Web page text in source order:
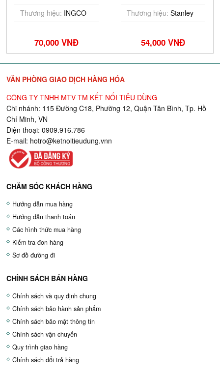
Thương hiệu: INGCO
70,000 VNĐ
Thương hiệu: Stanley
54,000 VNĐ
VĂN PHÒNG GIAO DỊCH HÀNG HÓA
CÔNG TY TNHH MTV TM KẾT NỐI TIÊU DÙNG
Chi nhánh: 115 Đường C18, Phường 12, Quận Tân Bình, Tp. Hồ
Chí Minh, VN
Điện thoại: 0909.916.786
E-mail: hotro@ketnoitieudung.vnn
CHĂM SÓC KHÁCH HÀNG
Hướng dẫn mua hàng
Hướng dẫn thanh toán
Các hình thức mua hàng
Kiểm tra đơn hàng
Sơ đồ đường đi
CHÍNH SÁCH BÁN HÀNG
Chính sách và quy định chung
Chính sách bảo hành sản phẩm
Chính sách bảo mật thông tin
Chính sách vận chuyển
Quy trình giao hàng
Chính sách đổi trả hàng